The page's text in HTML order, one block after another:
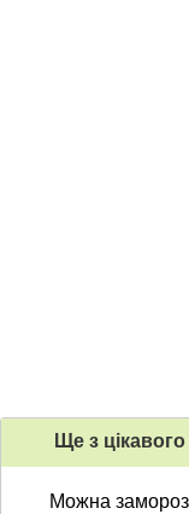
Ще з цiкавого
Можна